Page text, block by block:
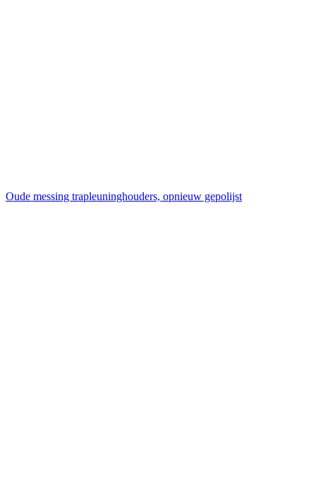
Oude messing trapleuninghouders, opnieuw gepolijst